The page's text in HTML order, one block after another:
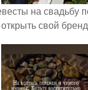
на свадьбу
открыть свой